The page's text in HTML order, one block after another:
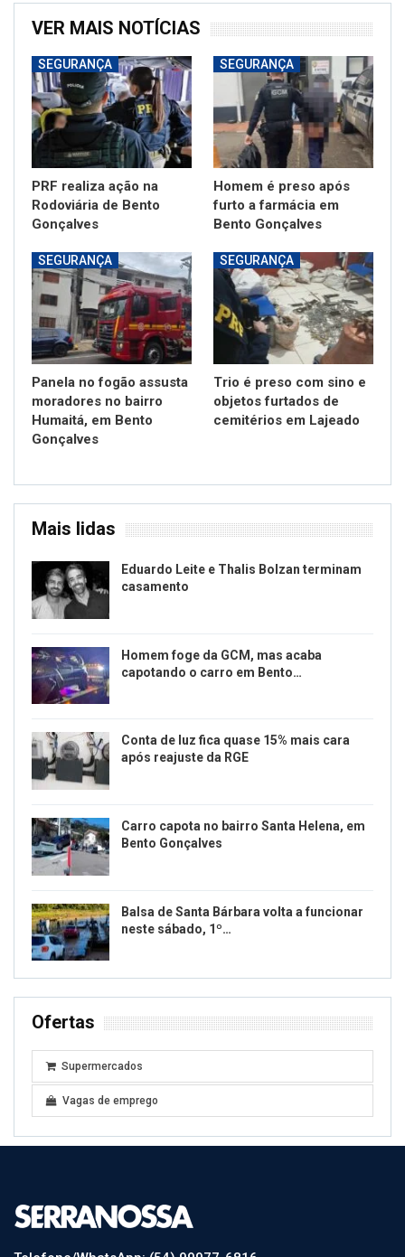
VER MAIS NOTÍCIAS
SEGURANÇA
PRF realiza ação na
Rodoviária de Bento
Gonçalves
SEGURANÇA
Homem é preso após
furto a farmácia em
Bento Gonçalves
SEGURANÇA
Panela no fogão assusta
moradores no bairro
Humaitá, em Bento
Gonçalves
SEGURANÇA
Trio é preso com sino e
objetos furtados de
cemitérios em Lajeado
Mais lidas
Eduardo Leite e Thalis Bolzan terminam
casamento
Homem foge da GCM, mas acaba
capotando o carro em Bento…
Conta de luz fica quase 15% mais cara
após reajuste da RGE
Carro capota no bairro Santa Helena, em
Bento Gonçalves
Balsa de Santa Bárbara volta a funcionar
neste sábado, 1º…
Ofertas
Supermercados
Vagas de emprego